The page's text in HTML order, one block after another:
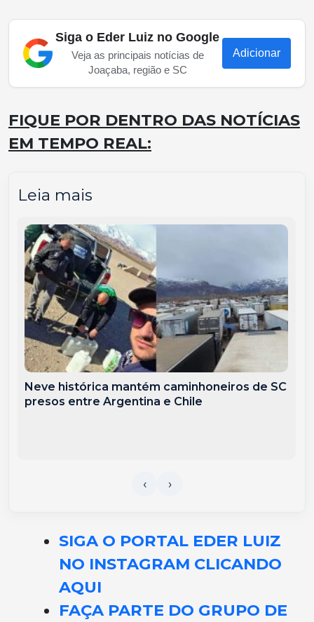
Siga o Eder Luiz no Google
Veja as principais notícias de
Joaçaba, região e SC
Adicionar
FIQUE POR DENTRO DAS NOTÍCIAS
EM TEMPO REAL:
Leia mais
Neve histórica mantém caminhoneiros de SC
presos entre Argentina e Chile
SIGA O PORTAL EDER LUIZ
NO INSTAGRAM CLICANDO
AQUI
FAÇA PARTE DO GRUPO DE